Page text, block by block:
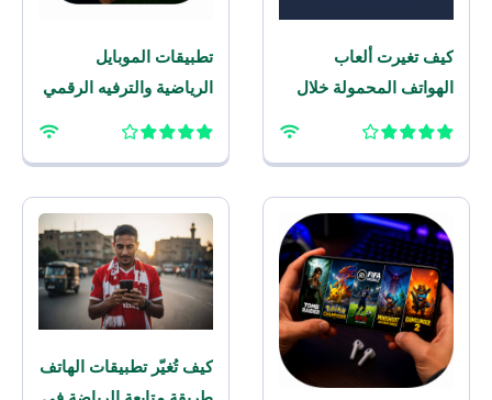
كيف تغيرت ألعاب
الهواتف المحمولة خلال
تطبيقات الموبايل
الرياضية والترفيه الرقمي
كيف تُغيّر تطبيقات الهاتف